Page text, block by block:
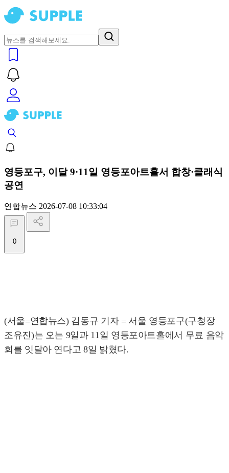
영등포구, 이달 9·11일 영등포아트홀서 합창·클래식
공연
연합뉴스 2026-07-08 10:33:04
0
(서울=연합뉴스) 김동규 기자 = 서울 영등포구(구청장
조유진)는 오는 9일과 11일 영등포아트홀에서 무료 음악
회를 잇달아 연다고 8일 밝혔다.